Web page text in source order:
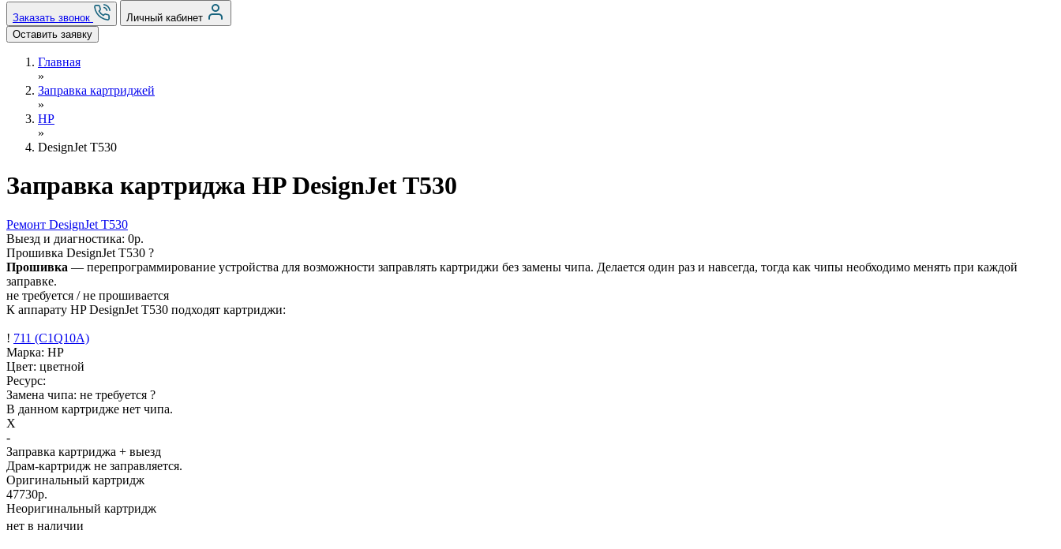
Заказать звонок
Личный кабинет
Оставить заявку
Главная
»
Заправка картриджей
»
HP
»
DesignJet T530
Заправка картриджа HP DesignJet T530
Ремонт DesignJet T530
Выезд и диагностика: 0р.
Прошивка DesignJet T530 ?
Прошивка — перепрограммирование устройства для возможности заправлять картриджи без замены чипа. Делается один раз и навсегда, тогда как чипы необходимо менять при каждой
заправке.
не требуется / не прошивается
К аппарату HP DesignJet T530 подходят картриджи:
! 711 (C1Q10A)
Марка: HP
Цвет: цветной
Ресурс:
Замена чипа: не требуется ?
В данном картридже нет чипа.
X
-
Заправка картриджа + выезд
Драм-картридж не заправляется.
Оригинальный картридж
47730р.
Неоригинальный картридж
нет в наличии